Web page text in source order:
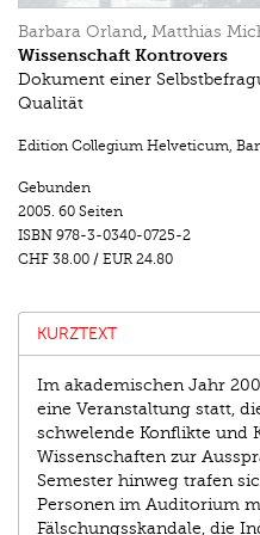
Barbara Orland, Matthias
Wissenschaft Kontrovers
Dokument einer
Qualität
Edition Collegium Helveticum,
Gebunden
2005. 60 Seiten
ISBN 978-3-0340-0725-2
CHF 38.00 / EUR 24.80
KURZTEXT
Im akademischen Jahr
eine Veranstaltung statt,
schwelende Konflikte und
Wissenschaften zur
Semester hinweg trafen
Personen im Auditorium
Fälschungsskandale, die